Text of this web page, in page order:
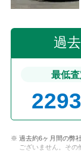
過
最低
過去約6ヶ月間の弊
ございません。その